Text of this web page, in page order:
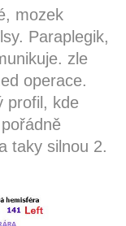
mozek
Paraplegik,
zle
operace.
profil, kde
taky silnou 2.